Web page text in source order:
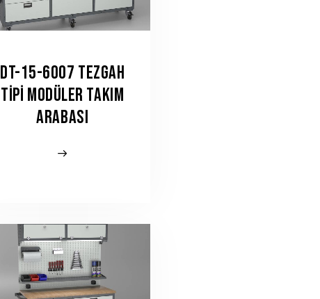
DT-15-6007 TEZGAH
TIPI MODÜLER TAKIM
ARABASI